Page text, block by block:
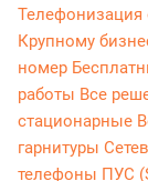
Телефонизация
Крупному
номер
работы Все
стационарные
гарнитуры
телефоны ПУС